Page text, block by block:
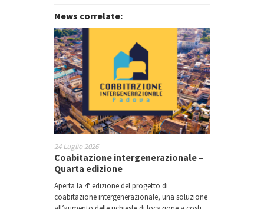
Un altro nome. Chiamarci
Giulietta e Romeo
Conferenza di chiusura
Progetto
Gorgon Syndrome
Come Maradona. Menzogne e
News correlate:
24 Luglio 2026
Coabitazione intergenerazionale –
Quarta edizione
Aperta la 4° edizione del progetto di
coabitazione intergenerazionale, una soluzione